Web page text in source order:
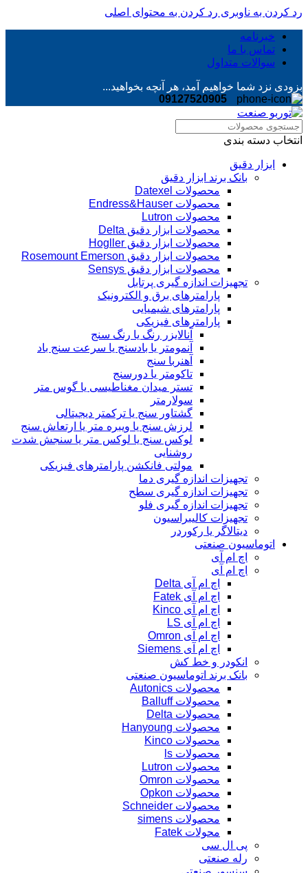
رد کردن به ناوبری رد کردن به محتوای اصلی
خبرنامه
تماس با ما
سوالات متداول
بزودی نزد شما خواهیم آمد، هر آنچه بخواهید...
09127520905
انتخاب دسته بندی
ابزار دقیق
بانک برند ابزار دقیق
محصولات Datexel
محصولات Endress&Hauser
محصولات Lutron
محصولات ابزار دقیق Delta
محصولات ابزار دقیق Hogller
محصولات ابزار دقیق Rosemount Emerson
محصولات ابزار دقیق Sensys
تجهیزات اندازه گیری پرتابل
پارامترهای برق و الکترونیک
پارامترهای شیمیایی
پارامترهای فیزیکی
آنالایزر رنگ یا رنگ سنج
آنمومتر یا بادسنج یا سرعت سنج باد
آهنربا سنج
تاکومتر یا دورسنج
تستر میدان مغناطیسی یا گوس متر
سولارمتر
گشتاور سنج یا ترکمتر دیجیتالی
لرزش سنج یا ویبره متر یا ارتعاش سنج
لوکس سنج یا لوکس متر یا سنجش شدت
روشنایی
مولتی فانکشن پارامترهای فیزیکی
تجهیزات اندازه گیری دما
تجهیزات اندازه گیری سطح
تجهیزات اندازه گیری فلو
تجهیزات کالیبراسیون
دیتالاگر یا رکوردر
اتوماسیون صنعتی
اچ ام آی
اچ ام آی
اچ ام آی Delta
اچ ام آی Fatek
اچ ام آی Kinco
اچ ام آی LS
اچ ام آی Omron
اچ ام آی Siemens
انکودر و خط کش
بانک برند اتوماسیون صنعتی
محصولات Autonics
محصولات Balluff
محصولات Delta
محصولات Hanyoung
محصولات Kinco
محصولات ls
محصولات Lutron
محصولات Omron
محصولات Opkon
محصولات Schneider
محصولات simens
محولات Fatek
پی ال سی
رله صنعتی